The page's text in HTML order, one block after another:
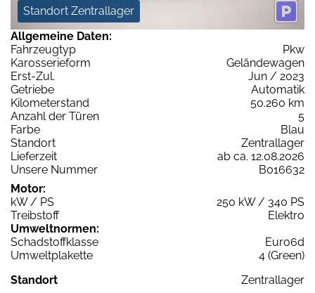
Standort Zentrallager
Allgemeine Daten:
Fahrzeugtyp
Pkw
Karosserieform
Geländewagen
Erst-Zul.
Jun / 2023
Getriebe
Automatik
Kilometerstand
50.260 km
Anzahl der Türen
5
Farbe
Blau
Standort
Zentrallager
Lieferzeit
ab ca. 12.08.2026
Unsere Nummer
B016632
Motor:
kW / PS
250 kW / 340 PS
Treibstoff
Elektro
Umweltnormen:
Schadstoffklasse
Euro6d
Umweltplakette
4 (Green)
Standort
Zentrallager